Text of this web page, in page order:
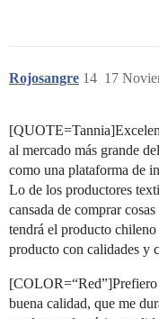
Rojosangre 17
14
al mercado más grande
como una plataforma de
Lo de los productores
cansada de comprar
tendrá el producto
producto con calidades y
[COLOR=“Red”]Prefiero
buena calidad, que me